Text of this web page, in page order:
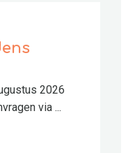
2026
via ...